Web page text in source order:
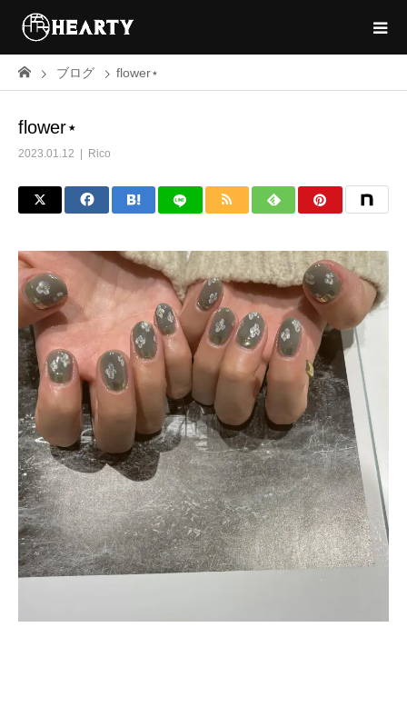
ブログ flower⋆
flower⋆
2023.01.12 Rico